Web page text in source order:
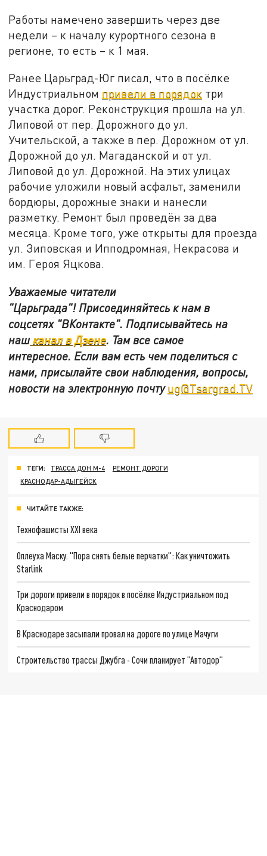
Работы намечено завершить через две
недели – к началу курортного сезона в
регионе, то есть – к 1 мая.
Ранее Царьград-Юг писал, что в посёлке
Индустриальном привели в порядок три
участка дорог. Реконструкция прошла на ул.
Липовой от пер. Дорожного до ул.
Учительской, а также в пер. Дорожном от ул.
Дорожной до ул. Магаданской и от ул.
Липовой до ул. Дорожной. На этих улицах
рабочие уложили новый асфальт, заменили
бордюры, дорожные знаки и нанесли
разметку. Ремонт был проведён за два
месяца. Кроме того, уже открыты для проезда
ул. Зиповская и Ипподромная, Некрасова и
им. Героя Яцкова.
Уважаемые читатели
"Царьграда"! Присоединяйтесь к нам в
соцсетях "ВКонтакте". Подписывайтесь на
нашканал в Дзене. Там все самое
интересное. Если вам есть чем поделиться с
нами, присылайте свои наблюдения, вопросы,
новости на электронную почтуug@Tsargrad.TV
ТЕГИ: ТРАССА ДОН М-4
РЕМОНТ ДОРОГИ
КРАСНОДАР-АДЫГЕЙСК
ЧИТАЙТЕ ТАКЖЕ:
Технофашисты XXI века
Оплеуха Маску. "Пора снять белые перчатки": Как уничтожить
Starlink
Три дороги привели в порядок в посёлке Индустриальном под
Краснодаром
В Краснодаре засыпали провал на дороге по улице Мачуги
Строительство трассы Джубга - Сочи планирует "Автодор"